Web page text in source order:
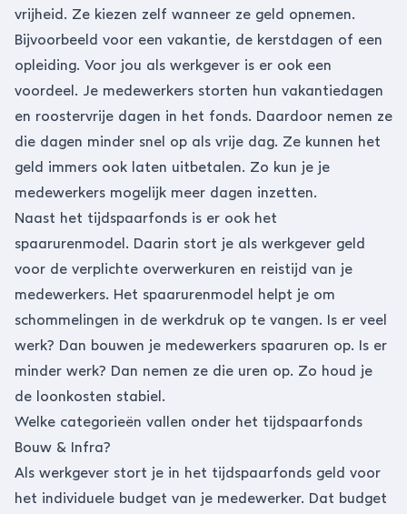
vrijheid. Ze kiezen zelf wanneer ze geld opnemen.
Bijvoorbeeld voor een vakantie, de kerstdagen of een
opleiding. Voor jou als werkgever is er ook een
voordeel. Je medewerkers storten hun vakantiedagen
en roostervrije dagen in het fonds. Daardoor nemen ze
die dagen minder snel op als vrije dag. Ze kunnen het
geld immers ook laten uitbetalen. Zo kun je je
medewerkers mogelijk meer dagen inzetten.
Naast het tijdspaarfonds is er ook het
spaarurenmodel. Daarin stort je als werkgever geld
voor de verplichte overwerkuren en reistijd van je
medewerkers. Het spaarurenmodel helpt je om
schommelingen in de werkdruk op te vangen. Is er veel
werk? Dan bouwen je medewerkers spaaruren op. Is er
minder werk? Dan nemen ze die uren op. Zo houd je
de loonkosten stabiel.
Welke categorieën vallen onder het tijdspaarfonds
Bouw & Infra?
Als werkgever stort je in het tijdspaarfonds geld voor
het individuele budget van je medewerker. Dat budget